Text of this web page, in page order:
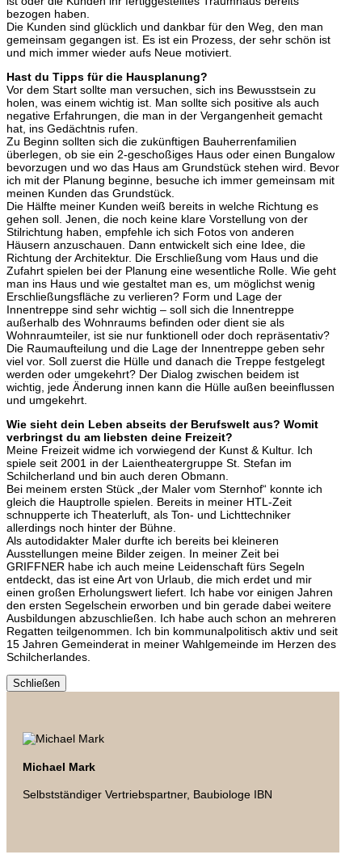
bezogen haben.
Die Kunden sind glücklich und dankbar für den Weg, den man
gemeinsam gegangen ist. Es ist ein Prozess, der sehr schön ist
und mich immer wieder aufs Neue motiviert.
Hast du Tipps für die Hausplanung?
Vor dem Start sollte man versuchen, sich ins Bewusstsein zu
holen, was einem wichtig ist. Man sollte sich positive als auch
negative Erfahrungen, die man in der Vergangenheit gemacht
hat, ins Gedächtnis rufen.
Zu Beginn sollten sich die zukünftigen Bauherrenfamilien
überlegen, ob sie ein 2-geschoßiges Haus oder einen Bungalow
bevorzugen und wo das Haus am Grundstück stehen wird. Bevor
ich mit der Planung beginne, besuche ich immer gemeinsam mit
meinen Kunden das Grundstück.
Die Hälfte meiner Kunden weiß bereits in welche Richtung es
gehen soll. Jenen, die noch keine klare Vorstellung von der
Stilrichtung haben, empfehle ich sich Fotos von anderen
Häusern anzuschauen. Dann entwickelt sich eine Idee, die
Richtung der Architektur. Die Erschließung vom Haus und die
Zufahrt spielen bei der Planung eine wesentliche Rolle. Wie geht
man ins Haus und wie gestaltet man es, um möglichst wenig
Erschließungsfläche zu verlieren? Form und Lage der
Innentreppe sind sehr wichtig – soll sich die Innentreppe
außerhalb des Wohnraums befinden oder dient sie als
Wohnraumteiler, ist sie nur funktionell oder doch repräsentativ?
Die Raumaufteilung und die Lage der Innentreppe geben sehr
viel vor. Soll zuerst die Hülle und danach die Treppe festgelegt
werden oder umgekehrt? Der Dialog zwischen beidem ist
wichtig, jede Änderung innen kann die Hülle außen beeinflussen
und umgekehrt.
Wie sieht dein Leben abseits der Berufswelt aus? Womit
verbringst du am liebsten deine Freizeit?
Meine Freizeit widme ich vorwiegend der Kunst & Kultur. Ich
spiele seit 2001 in der Laientheatergruppe St. Stefan im
Schilcherland und bin auch deren Obmann.
Bei meinem ersten Stück „der Maler vom Sternhof“ konnte ich
gleich die Hauptrolle spielen. Bereits in meiner HTL-Zeit
schnupperte ich Theaterluft, als Ton- und Lichttechniker
allerdings noch hinter der Bühne.
Als autodidakter Maler durfte ich bereits bei kleineren
Ausstellungen meine Bilder zeigen. In meiner Zeit bei
GRIFFNER habe ich auch meine Leidenschaft fürs Segeln
entdeckt, das ist eine Art von Urlaub, die mich erdet und mir
einen großen Erholungswert liefert. Ich habe vor einigen Jahren
den ersten Segelschein erworben und bin gerade dabei weitere
Ausbildungen abzuschließen. Ich habe auch schon an mehreren
Regatten teilgenommen. Ich bin kommunalpolitisch aktiv und seit
15 Jahren Gemeinderat in meiner Wahlgemeinde im Herzen des
Schilcherlandes.
Schließen
Michael Mark
Selbstständiger Vertriebspartner, Baubiologe IBN